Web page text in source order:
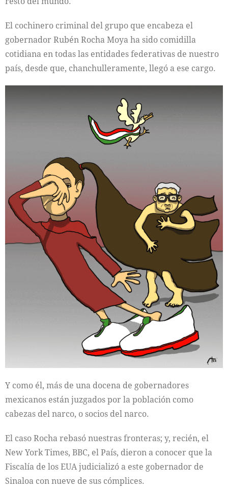
El cochinero criminal del grupo que encabeza el
gobernador Rubén Rocha Moya ha sido comidilla
cotidiana en todas las entidades federativas de nuestro
país, desde que, chanchulleramente, llegó a ese cargo.
Y como él, más de una docena de gobernadores
mexicanos están juzgados por la población como
cabezas del narco, o socios del narco.
El caso Rocha rebasó nuestras fronteras; y, recién, el
New York Times, BBC, el País, dieron a conocer que la
Fiscalía de los EUA judicializó a este gobernador de
Sinaloa con nueve de sus cómplices.